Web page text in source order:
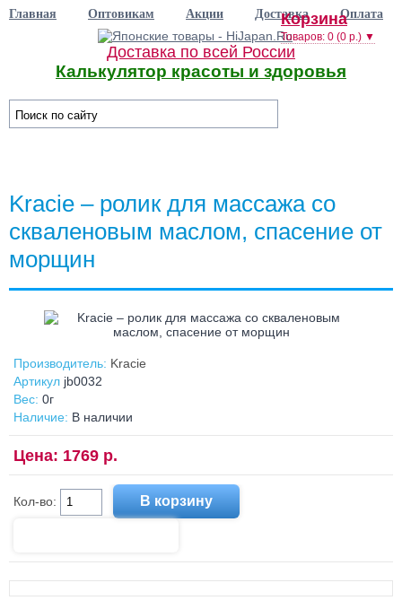
Главная Оптовикам Акции Доставка Оплата
Доставка по всей России
Корзина
Товаров: 0 (0 р.) ▼
Калькулятор красоты и здоровья
Kracie – ролик для массажа со
скваленовым маслом, спасение от
морщин
Производитель: Kracie
Артикул jb0032
Вес: 0г
Наличие: В наличии
Цена: 1769 р.
Кол-во: